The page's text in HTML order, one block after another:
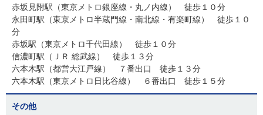
赤坂見附駅（東京メトロ銀座線・丸ノ内線） 徒歩１０分
永田町駅（東京メトロ半蔵門線・南北線・有楽町線） 徒歩１０
分
赤坂駅（東京メトロ千代田線） 徒歩１０分
信濃町駅（ＪＲ 総武線） 徒歩１３分
六本木駅（都営大江戸線） ７番出口 徒歩１３分
六本木駅（東京メトロ日比谷線） ６番出口 徒歩１５分
その他